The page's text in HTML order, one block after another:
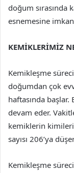
doğum sırasında
esnemesine imkan
KEMİKLERİMİZ
Kemikleşme
doğumdan çok
haftasında
devam eder.
kemiklerin
sayısı 206’ya
Kemikleşme